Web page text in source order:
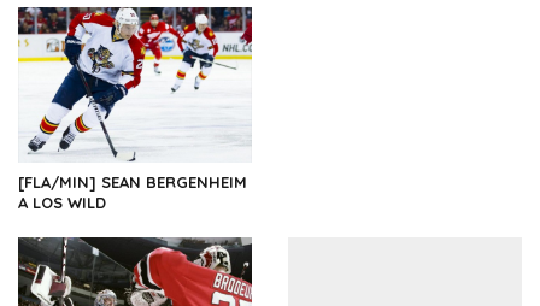
[FLA/MIN] SEAN BERGENHEIM
A LOS WILD